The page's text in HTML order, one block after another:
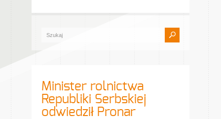
Minister rolnictwa
Republiki Serbskiej
odwiedził Pronar